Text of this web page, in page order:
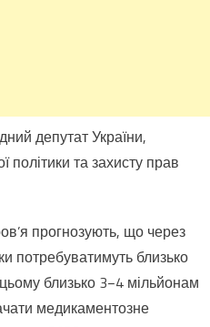
депутат України,
політики та захисту прав
прогнозують, що через
потребуватимуть близько
близько 3−4 мільйонам
медикаментозне